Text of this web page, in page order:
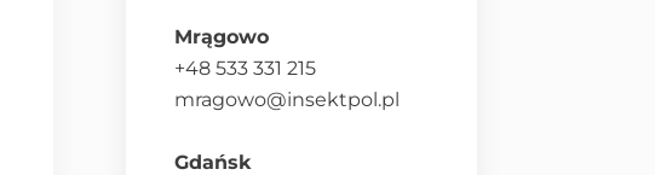
Mrągowo
+48 533 331 215
mragowo@insektpol.pl
Gdańsk